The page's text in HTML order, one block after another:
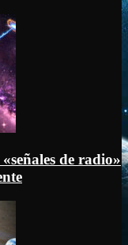
de radio»